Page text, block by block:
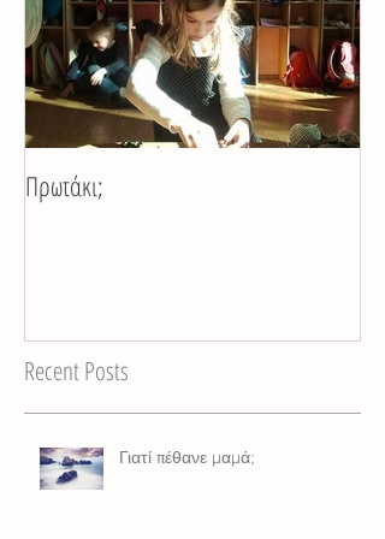
Πρωτάκι;
Recent Posts
Γιατί πέθανε μαμά;